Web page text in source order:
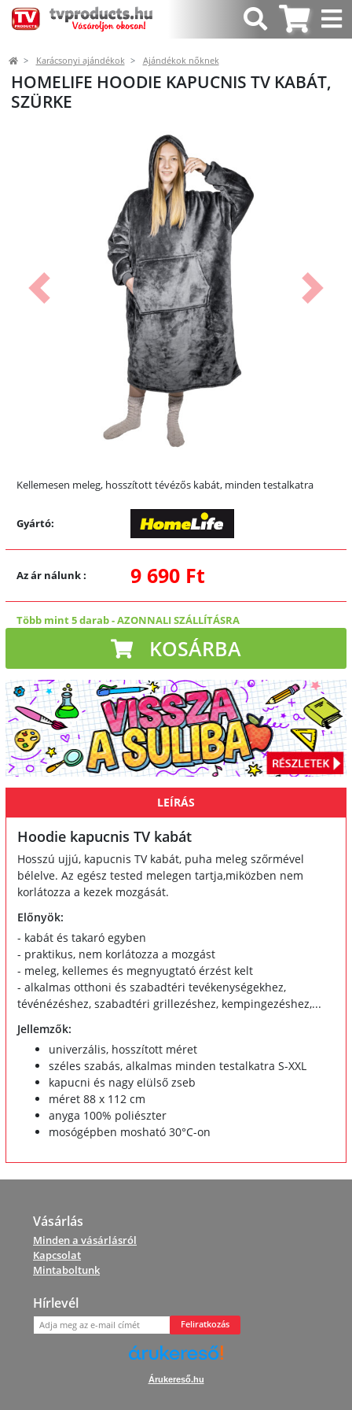
Karácsonyi ajándékok Ajándékok nőknek
HOMELIFE HOODIE KAPUCNIS TV KABÁT,
SZÜRKE
Előző
Kellemesen meleg, hosszított tévézős kabát, minden testalkatra
Gyártó:
Az ár nálunk: 9 690 Ft
Több mint 5 darab-AZONNALI SZÁLLÍTÁSRA
KOSÁRBA
LEÍRÁS
Hoodie kapucnis TV kabát
Hosszú ujjú, kapucnis TV kabát, puha meleg szőrmével
bélelve. Az egész tested melegen tartja,miközben nem
korlátozza a kezek mozgását.
Előnyök:
- kabát és takaró egyben
- praktikus, nem korlátozza a mozgást
- meleg, kellemes és megnyugtató érzést kelt
- alkalmas otthoni és szabadtéri tevékenységekhez,
tévénézéshez, szabadtéri grillezéshez, kempingezéshez,...
Jellemzők:
univerzális, hosszított méret
széles szabás, alkalmas minden testalkatra S-XXL
kapucni és nagy elülső zseb
méret 88 x 112 cm
anyga 100% poliészter
mosógépben mosható 30°C-on
Vásárlás
Minden a vásárlásról
Kapcsolat
Mintaboltunk
Hírlevél
Feliratkozás
Árukereső.hu